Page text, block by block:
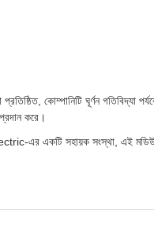
কোম্পানিটি ঘূর্ণন গতিবিদ্যা
করে।
এর একটি সহায়ক সংস্থা, এই